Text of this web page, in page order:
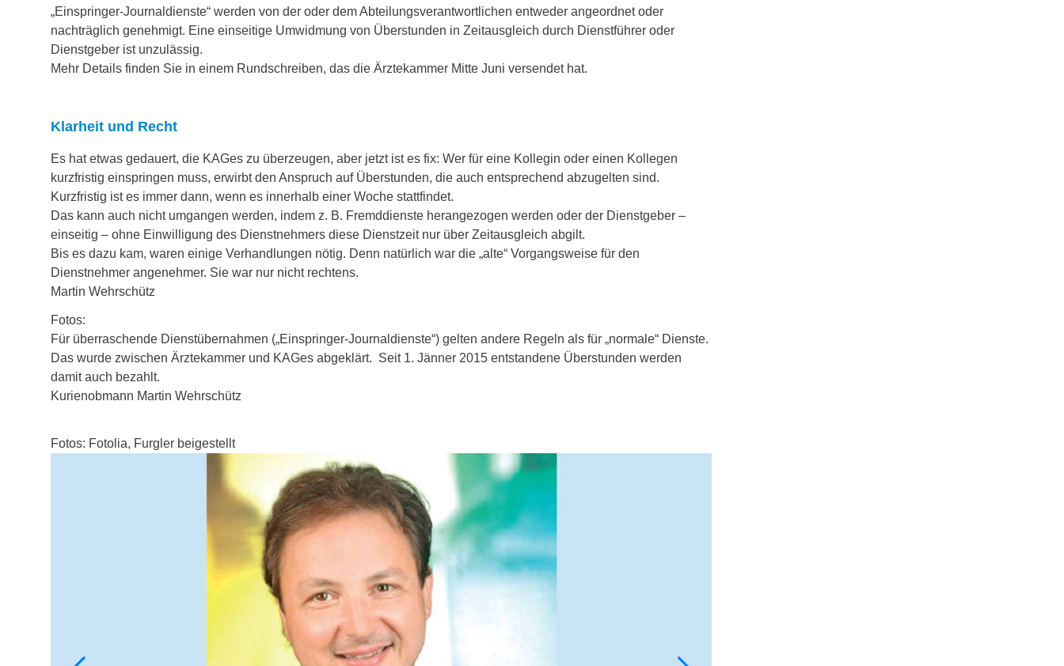
„Einspringer-Journaldienste“ werden von der oder dem Abteilungsverantwortlichen entweder angeordnet oder
nachträglich genehmigt. Eine einseitige Umwidmung von Überstunden in Zeitausgleich durch Dienstführer oder
Dienstgeber ist unzulässig.
Mehr Details finden Sie in einem Rundschreiben, das die Ärztekammer Mitte Juni versendet hat.
Klarheit und Recht
Es hat etwas gedauert, die KAGes zu überzeugen, aber jetzt ist es fix: Wer für eine Kollegin oder einen Kollegen
kurzfristig einspringen muss, erwirbt den Anspruch auf Überstunden, die auch entsprechend abzugelten sind.
Kurzfristig ist es immer dann, wenn es innerhalb einer Woche stattfindet.
Das kann auch nicht umgangen werden, indem z. B. Fremddienste herangezogen werden oder der Dienstgeber –
einseitig – ohne Einwilligung des Dienstnehmers diese Dienstzeit nur über Zeitausgleich abgilt.
Bis es dazu kam, waren einige Verhandlungen nötig. Denn natürlich war die „alte“ Vorgangsweise für den
Dienstnehmer angenehmer. Sie war nur nicht rechtens.
Martin Wehrschütz
Fotos:
Für überraschende Dienstübernahmen („Einspringer-Journaldienste“) gelten andere Regeln als für „normale“ Dienste.
Das wurde zwischen Ärztekammer und KAGes abgeklärt. Seit 1. Jänner 2015 entstandene Überstunden werden
damit auch bezahlt.
Kurienobmann Martin Wehrschütz
Fotos: Fotolia, Furgler beigestellt